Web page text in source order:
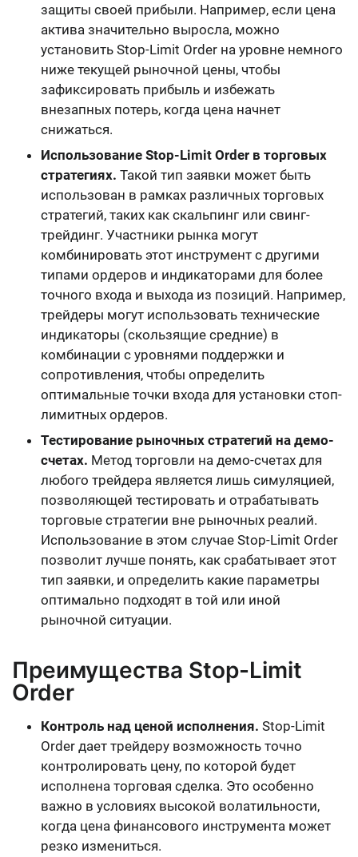
защиты своей прибыли. Например, если цена
актива значительно выросла, можно
установить Stop-Limit Order на уровне немного
ниже текущей рыночной цены, чтобы
зафиксировать прибыль и избежать
внезапных потерь, когда цена начнет
снижаться.
Использование Stop-Limit Order в торговых
стратегиях. Такой тип заявки может быть
использован в рамках различных торговых
стратегий, таких как скальпинг или свинг-
трейдинг. Участники рынка могут
комбинировать этот инструмент с другими
типами ордеров и индикаторами для более
точного входа и выхода из позиций. Например,
трейдеры могут использовать технические
индикаторы (скользящие средние) в
комбинации с уровнями поддержки и
сопротивления, чтобы определить
оптимальные точки входа для установки стоп-
лимитных ордеров.
Тестирование рыночных стратегий на демо-
счетах. Метод торговли на демо-счетах для
любого трейдера является лишь симуляцией,
позволяющей тестировать и отрабатывать
торговые стратегии вне рыночных реалий.
Использование в этом случае Stop-Limit Order
позволит лучше понять, как срабатывает этот
тип заявки, и определить какие параметры
оптимально подходят в той или иной
рыночной ситуации.
Преимущества Stop-Limit
Order
Контроль над ценой исполнения. Stop-Limit
Order дает трейдеру возможность точно
контролировать цену, по которой будет
исполнена торговая сделка. Это особенно
важно в условиях высокой волатильности,
когда цена финансового инструмента может
резко измениться.